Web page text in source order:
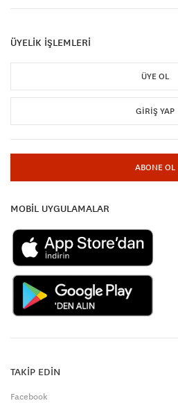
ÜYELİK İŞLEMLERİ
ÜYE OL
GIRIŞ YAP
ABONE OL
MOBİL UYGULAMALAR
TAKİP EDİN
Facebook